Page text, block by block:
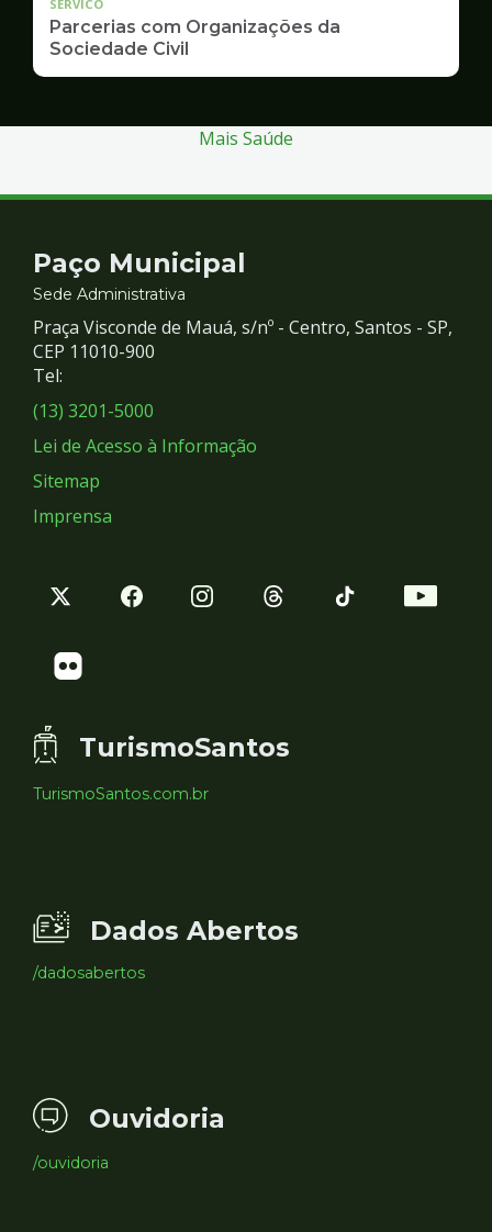
SERVICO
Parcerias com Organizações da
Sociedade Civil
Mais Saúde
Contato
e
Redes
Sociais
Paço Municipal
Sede Administrativa
Praça Visconde de Mauá, s/nº - Centro, Santos - SP,
CEP 11010-900
Tel:
(13) 3201-5000
Lei de Acesso à Informação
Sitemap
Imprensa
TurismoSantos
TurismoSantos.com.br
Dados Abertos
/dadosabertos
Ouvidoria
/ouvidoria